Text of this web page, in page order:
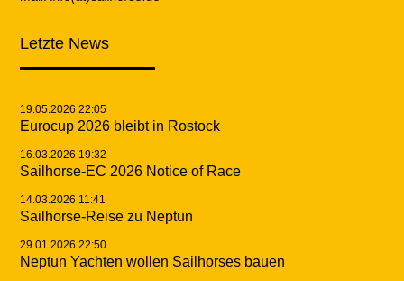
Letzte News
19.05.2026 22:05
Eurocup 2026 bleibt in Rostock
16.03.2026 19:32
Sailhorse-EC 2026 Notice of Race
14.03.2026 11:41
Sailhorse-Reise zu Neptun
29.01.2026 22:50
Neptun Yachten wollen Sailhorses bauen